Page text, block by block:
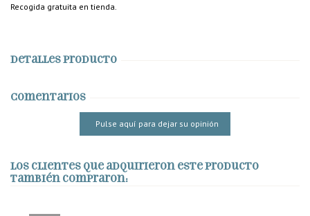
Recogida gratuita en tienda.
Detalles producto
Comentarios
Pulse aquí para dejar su opinión
Los clientes que adquirieron este producto
también compraron: